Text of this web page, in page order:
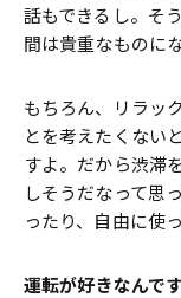
話もできるし。そ
間は貴重なものに
もちろん、リラッ
とを考えたくない
すよ。だから渋滞
しそうだなって思
ったり、自由に使
――運転が好きなんで